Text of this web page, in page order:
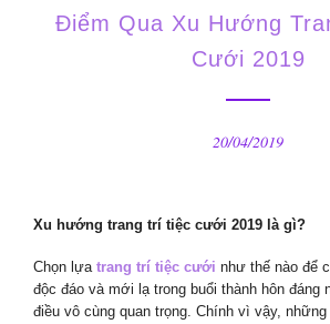
Điểm Qua Xu Hướng
Cưới 2019
20/04/2019
Xu hướng trang trí tiệc cưới 2019 là gì?
Chọn lựa trang trí tiệc cưới như thế nào để
độc đáo và mới lạ trong buổi thành hôn đáng
điều vô cùng quan trọng. Chính vì vậy,